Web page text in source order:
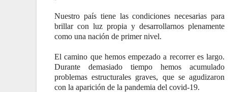
Nuestro país tiene las condiciones necesarias para
brillar con luz propia y desarrollarnos plenamente
como una nación de primer nivel.
El camino que hemos empezado a recorrer es largo.
Durante demasiado tiempo hemos acumulado
problemas estructurales graves, que se agudizaron
con la aparición de la pandemia del covid-19.